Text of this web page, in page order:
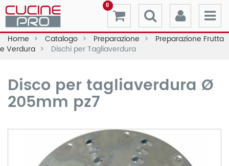
0
Home Catalogo Preparazione
Preparazione Frutta
e Verdura
Dischi per Tagliaverdura
Disco per tagliaverdura Ø
205mm pz7